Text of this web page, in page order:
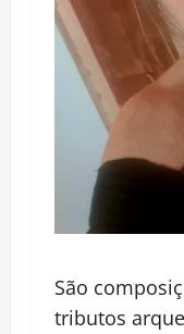
São
tributos